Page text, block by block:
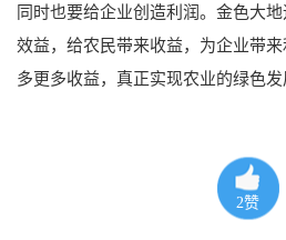
同时也要给企业创造利润。金色大
效益，给农民带来收益，为企业带
多更多收益，真正实现农业的绿色发
2赞